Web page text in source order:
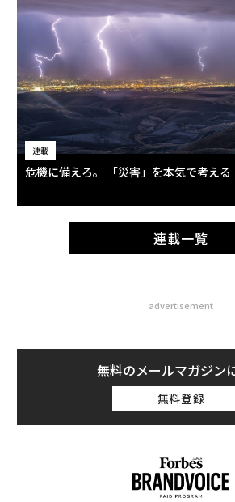
連載
危機に備えろ。 「災害」を本気で考える
連載一覧
advertisement
無料のメールマガジン
無料登録